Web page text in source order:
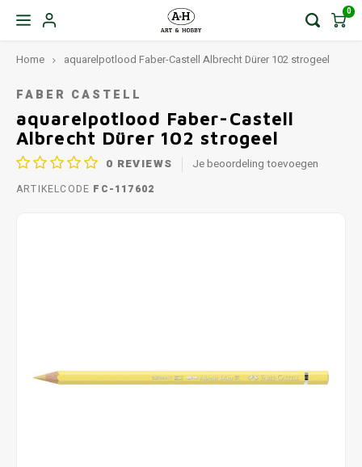
0
Home aquarelpotlood Faber-Castell Albrecht Dürer 102 strogeel
FABER CASTELL
aquarelpotlood Faber-Castell
Albrecht Dürer 102 strogeel
0 REVIEWS Je beoordeling toevoegen
ARTIKELCODE FC-117602